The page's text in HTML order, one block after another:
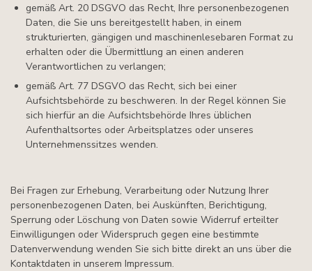
gemäß Art. 20 DSGVO das Recht, Ihre personenbezogenen
Daten, die Sie uns bereitgestellt haben, in einem
strukturierten, gängigen und maschinenlesebaren Format zu
erhalten oder die Übermittlung an einen anderen
Verantwortlichen zu verlangen;
gemäß Art. 77 DSGVO das Recht, sich bei einer
Aufsichtsbehörde zu beschweren. In der Regel können Sie
sich hierfür an die Aufsichtsbehörde Ihres üblichen
Aufenthaltsortes oder Arbeitsplatzes oder unseres
Unternehmenssitzes wenden.
Bei Fragen zur Erhebung, Verarbeitung oder Nutzung Ihrer
personenbezogenen Daten, bei Auskünften, Berichtigung,
Sperrung oder Löschung von Daten sowie Widerruf erteilter
Einwilligungen oder Widerspruch gegen eine bestimmte
Datenverwendung wenden Sie sich bitte direkt an uns über die
Kontaktdaten in unserem Impressum.